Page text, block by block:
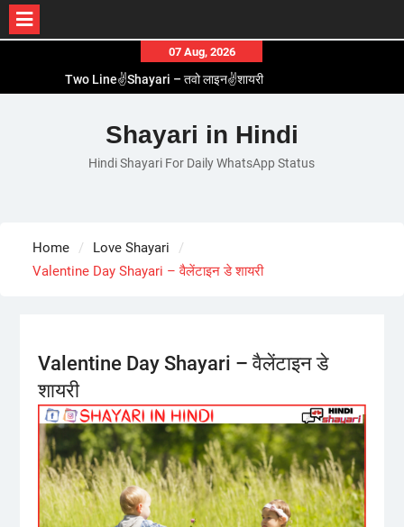
content
07 Aug, 2026
Two Line✌️Shayari – तवो लाइन✌️शायरी
Romantic Love😽Status – रोमांटिक लव😽स्टेटस
Love🥳Poetry In Hindi – लव🥳पोएट्री इन हिंदी
1 Line☝️Shayari In Hindi – १ लाइन☝️शायरी इन हिंदी
Shayari in Hindi
Hindi Shayari For Daily WhatsApp Status
Home
Love Shayari
Valentine Day Shayari – वैलेंटाइन डे शायरी
Valentine Day Shayari – वैलेंटाइन डे
शायरी